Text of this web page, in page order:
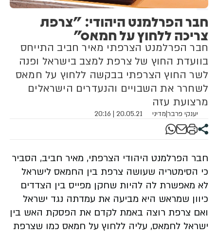
חבר הפרלמנט היהודי: "צרפת
צריכה ללחוץ על חמאס"
חבר הפרלמנט הצרפתי מאיר חביב התייחס
בוועדת החוץ של צרפת למצב בישראל ופנה
לשר החוץ הצרפתי בבקשה ללחוץ על חמאס
לשחרר את השבויים והנעדרים הישראלים
מרצועת עזה
יענקי פרבר|מדיני 20.05.21 | 20:16
חבר הפרלמנט היהודי הצרפתי, מאיר חביב, הסביר
כי הסימטריה שעושה צרפת בין החמאס לישראל
לא מאפשרת לה להיות שחקן מפייס בין הצדדים
כיוון שמראש היא מביעה את עמדתה נגד ישראל
ואם צרפת רוצה באמת לקדם את הפסקת האש בין
ישראל לחמאס, עליה ללחוץ על חמאס כמו שצרפת